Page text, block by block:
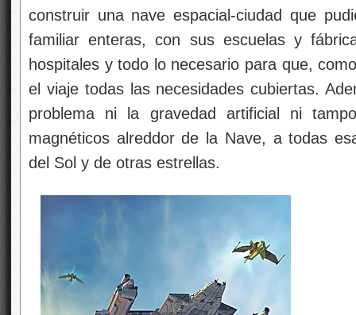
construir una nave espacial-ciudad que
familiar enteras, con sus escuelas y
hospitales y todo lo necesario para que,
el viaje todas las necesidades cubiertas.
problema ni la gravedad artificial ni
magnéticos alreddor de la Nave, a todas
del Sol y de otras estrellas.